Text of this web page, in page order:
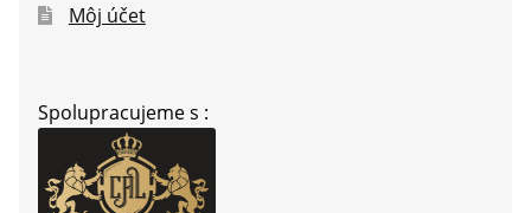
Môj účet
Spolupracujeme s :